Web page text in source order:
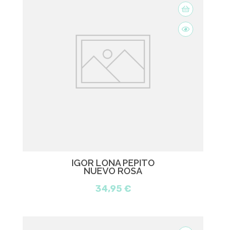
IGOR LONA PEPITO
NUEVO ROSA
34,95 €